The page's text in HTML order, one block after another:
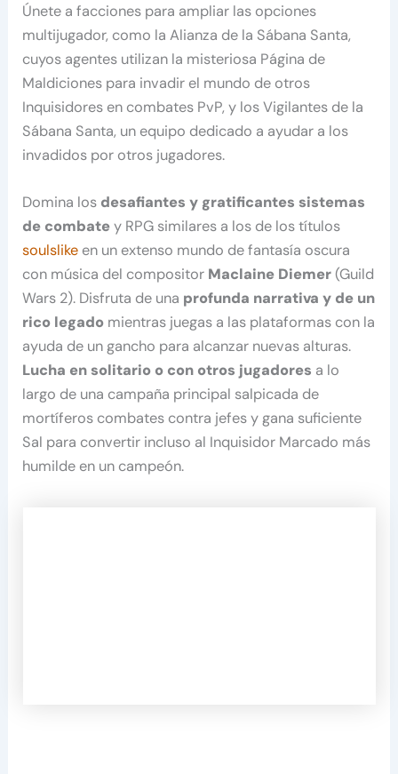
Únete a facciones para ampliar las opciones
multijugador, como la Alianza de la Sábana Santa,
cuyos agentes utilizan la misteriosa Página de
Maldiciones para invadir el mundo de otros
Inquisidores en combates PvP, y los Vigilantes de la
Sábana Santa, un equipo dedicado a ayudar a los
invadidos por otros jugadores.
Domina los desafiantes y gratificantes sistemas
de combatey RPG similares a los de los títulos
soulslike en un extenso mundo de fantasía oscura
con música del compositor Maclaine Diemer(Guild
Wars 2). Disfruta de una profunda narrativa y de un
rico legado mientras juegas a las plataformas con la
ayuda de un gancho para alcanzar nuevas alturas.
Lucha en solitario o con otros jugadores a lo
largo de una campaña principal salpicada de
mortíferos combates contra jefes y gana suficiente
Sal para convertir incluso al Inquisidor Marcado más
humilde en un campeón.